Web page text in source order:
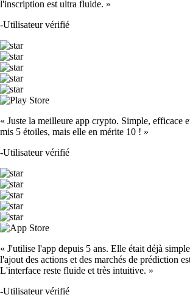
l'inscription est ultra fluide. »
-Utilisateur vérifié
« Juste la meilleure app crypto. Simple, efficace
mis 5 étoiles, mais elle en mérite 10 ! »
-Utilisateur vérifié
« J'utilise l'app depuis 5 ans. Elle était déjà
l'ajout des actions et des marchés de prédiction
L'interface reste fluide et très intuitive. »
-Utilisateur vérifié